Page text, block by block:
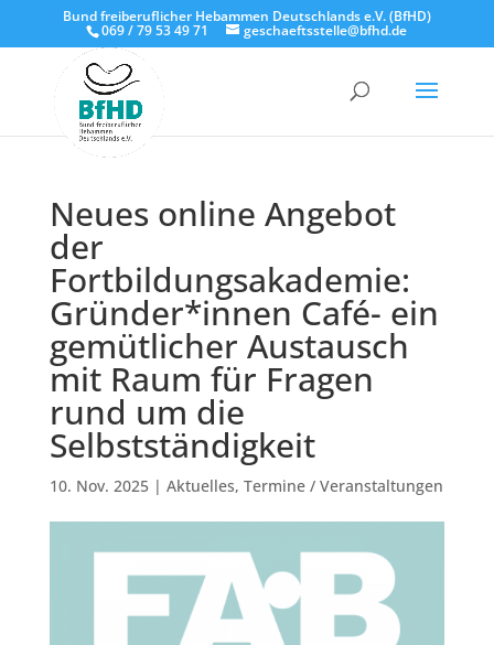
Bund freiberuflicher Hebammen Deutschlands e.V. (BfHD)
069 / 79 53 49 71 geschaeftsstelle@bfhd.de
Neues online Angebot
der
Fortbildungsakademie:
Gründer*innen Café- ein
gemütlicher Austausch
mit Raum für Fragen
rund um die
Selbstständigkeit
10. Nov. 2025| Aktuelles, Termine / Veranstaltungen